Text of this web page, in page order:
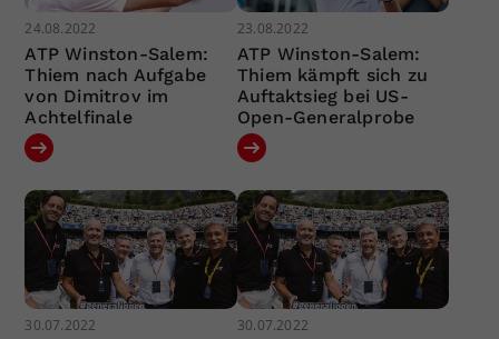
24.08.2022
ATP Winston-Salem:
Thiem nach Aufgabe
von Dimitrov im
Achtelfinale
23.08.2022
ATP Winston-Salem:
Thiem kämpft sich zu
Auftaktsieg bei US-
Open-Generalprobe
30.07.2022 30.07.2022